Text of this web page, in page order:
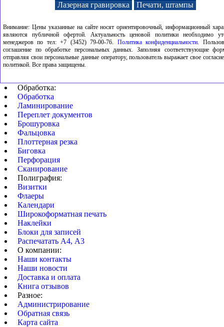
Лазерная гравировка Печати, штампы
Внимание: Цены указанные на сайте носят ориентировочный, информационный
являются публичной офертой. Актуальность ценовой политики необходимо
менеджеров по тел: +7 (3452) 79-00-76. Политика конфиденциальности.
соглашение по обработке персональных данных. Заполняя соответствующие
отправляя свои персональные данные оператору, пользователь выражает свое
политикой. Все права защищены.
Обработка:
Обработка
Ламинирование
Переплет документов
Брошуровка
Фальцовка
Плоттерная резка
Биговка
Перфорация
Сканирование
Полиграфия:
Визитки
Флаеры
Календари
Широкоформатная печать
Наклейки
Блоки для записей
Распечатать А4, А3
О компании:
Наши контакты
Наши новости
Доставка и оплата
Книга отзывов
Разное:
Администрирование
Обратная связь
Карта сайта